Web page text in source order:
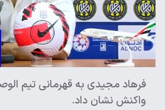
فرهاد مجیدی به قهرمانی تیم
واکنش نشان داد.